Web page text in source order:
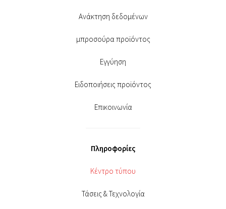
Ανάκτηση δεδομένων
μπροσούρα προϊόντος
Εγγύηση
Ειδοποιήσεις προϊόντος
Επικοινωνία
Πληροφορίες
Κέντρο τύπου
Τάσεις & Τεχνολογία